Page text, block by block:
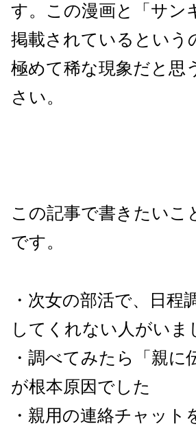
す。この漫画と「サン
掲載されているという
極めて稀な現象だと思
さい。
この記事で書きたいこ
です。
・次女の部活で、日
してくれない人がいま
・調べてみたら「親
が根本原因でした
・親用の連絡チャッ